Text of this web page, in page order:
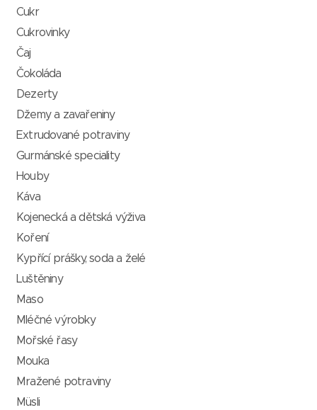
Cukr
Cukrovinky
Čaj
Čokoláda
Dezerty
Džemy a zavařeniny
Extrudované potraviny
Gurmánské speciality
Houby
Káva
Kojenecká a dětská výživa
Koření
Kypřící prášky, soda a želé
Luštěniny
Maso
Mléčné výrobky
Mořské řasy
Mouka
Mražené potraviny
Müsli